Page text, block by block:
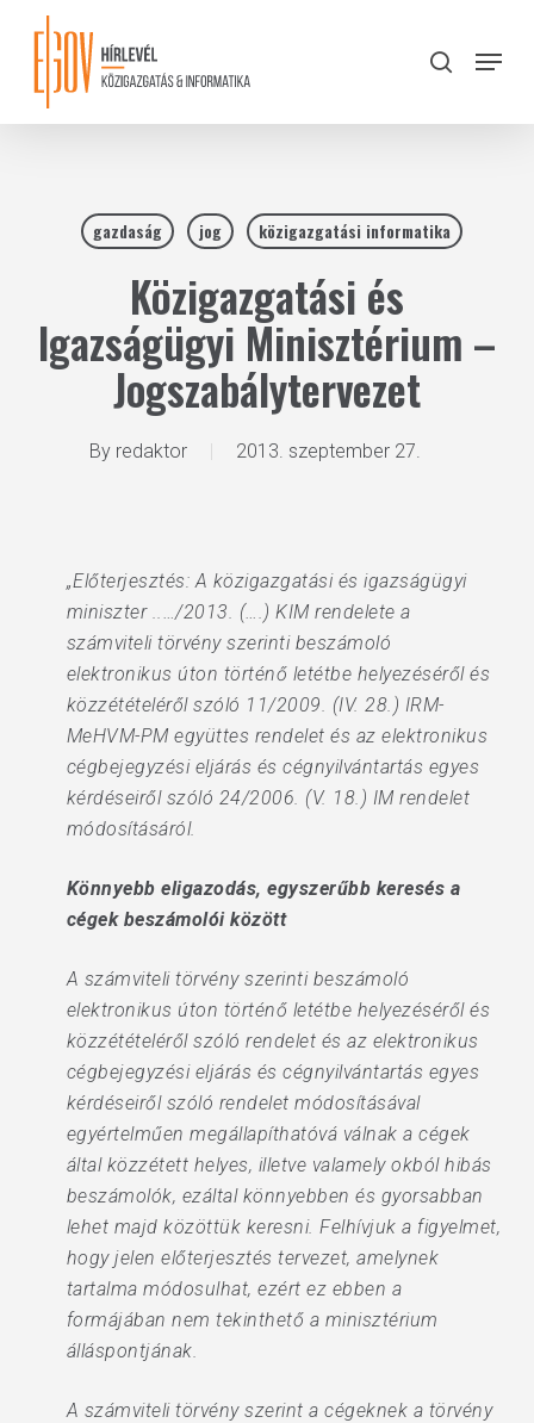
content
search
Menu
gazdaság jog közigazgatási informatika
Közigazgatási és
Igazságügyi Minisztérium –
Jogszabálytervezet
By redaktor 2013. szeptember 27.
„Előterjesztés: A közigazgatási és igazságügyi
miniszter ..…/2013. (….) KIM rendelete a
számviteli törvény szerinti beszámoló
elektronikus úton történő letétbe helyezéséről és
közzétételéről szóló 11/2009. (IV. 28.) IRM-
MeHVM-PM együttes rendelet és az elektronikus
cégbejegyzési eljárás és cégnyilvántartás egyes
kérdéseiről szóló 24/2006. (V. 18.) IM rendelet
módosításáról.
Könnyebb eligazodás, egyszerűbb keresés a
cégek beszámolói között
A számviteli törvény szerinti beszámoló
elektronikus úton történő letétbe helyezéséről és
közzétételéről szóló rendelet és az elektronikus
cégbejegyzési eljárás és cégnyilvántartás egyes
kérdéseiről szóló rendelet módosításával
egyértelműen megállapíthatóvá válnak a cégek
által közzétett helyes, illetve valamely okból hibás
beszámolók, ezáltal könnyebben és gyorsabban
lehet majd közöttük keresni. Felhívjuk a figyelmet,
hogy jelen előterjesztés tervezet, amelynek
tartalma módosulhat, ezért ez ebben a
formájában nem tekinthető a minisztérium
álláspontjának.
A számviteli törvény szerint a cégeknek a törvény
Close